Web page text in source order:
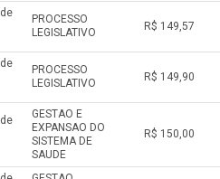
PROCESSO
LEGISLATIVO
R$ 149,57
PROCESSO
LEGISLATIVO
R$ 149,90
GESTAO E
EXPANSAO DO
SISTEMA DE
SAUDE
R$ 150,00